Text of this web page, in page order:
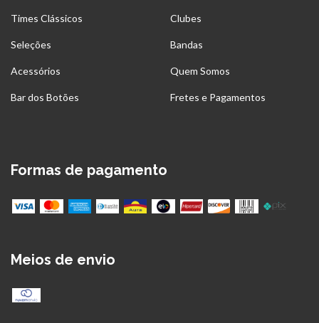
Times Clássicos Clubes
Seleções Bandas
Acessórios Quem Somos
Bar dos Botões Fretes e Pagamentos
Formas de pagamento
Meios de envio